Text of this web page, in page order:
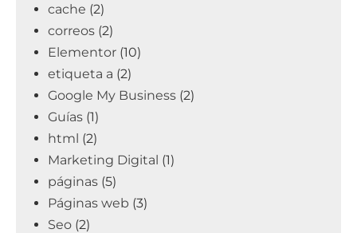
cache (2)
correos (2)
Elementor (10)
etiqueta a (2)
Google My Business (2)
Guías (1)
html (2)
Marketing Digital (1)
páginas (5)
Páginas web (3)
Seo (2)